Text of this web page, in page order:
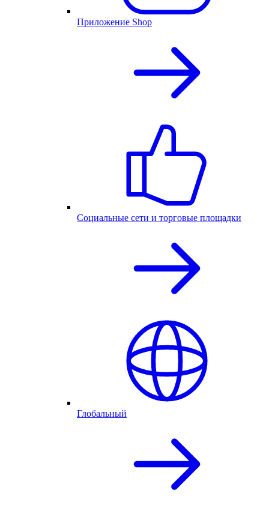
Приложение Shop
Социальные сети и торговые площадки
Глобальный